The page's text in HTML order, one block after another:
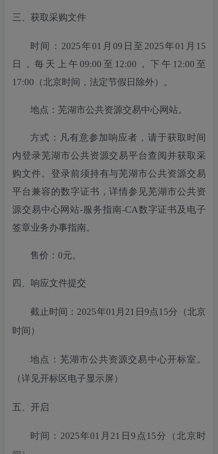
三、获取采购文件
时间： 2025年01月09日至2025年01月15
日
，每天上午 09:00至12:00，下午12:00至
17:00（北京时间，法定节假日除外）。
地点：芜湖市公共资源交易中心网站。
方式：凡有意参加响应者，请于获取时间
内登录芜湖市公共资源交易平台查阅并获取采
购文件。登录前须持有与芜湖市公共资源交易
平台兼容的数字证书，详情参见芜湖市公共资
源交易中心网站-服务指南-CA数字证书及电子
签章业务办事指南。
售价：0元。
四、响应文件提交
截止时间： 2025年01月21日9点15分 （北京
时间）
地点： 芜湖市公共资源交易中心开标室。
（详见开标区电子显示屏）
五、开启
时间： 2025年01月21日9点15分
（北京时